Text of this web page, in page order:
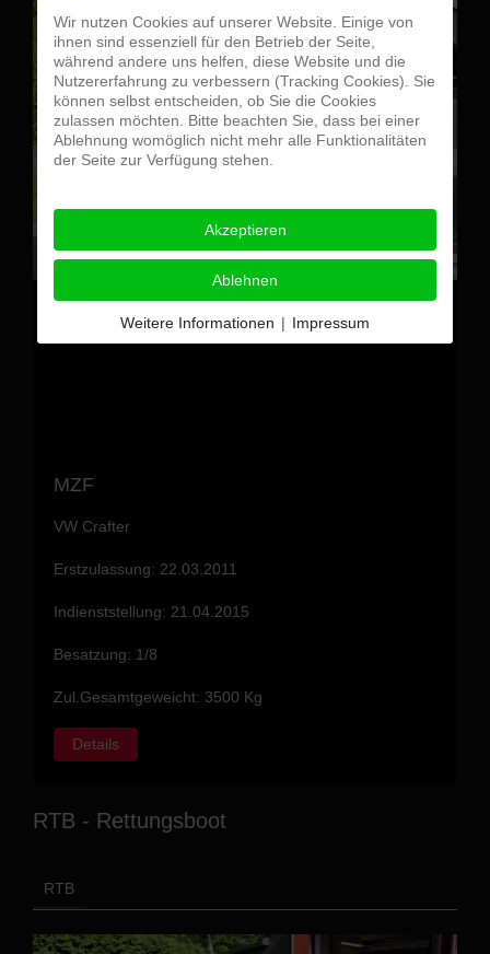
MZF
VW Crafter
Erstzulassung: 22.03.2011
Indienststellung: 21.04.2015
Besatzung: 1/8
Zul.Gesamtgeweicht: 3500 Kg
Details
RTB - Rettungsboot
RTB
Wir nutzen Cookies auf unserer Website. Einige von
ihnen sind essenziell für den Betrieb der Seite,
während andere uns helfen, diese Website und die
Nutzererfahrung zu verbessern (Tracking Cookies). Sie
können selbst entscheiden, ob Sie die Cookies
zulassen möchten. Bitte beachten Sie, dass bei einer
Ablehnung womöglich nicht mehr alle Funktionalitäten
der Seite zur Verfügung stehen.
Akzeptieren
Ablehnen
Weitere Informationen | Impressum